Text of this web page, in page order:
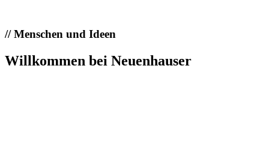
//Menschen und Ideen
Willkommen bei Neuenhauser